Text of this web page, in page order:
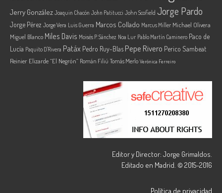
Jerry González Joaquin Chacón John Patitucci John Scofield Jorge Pardo
Jorge Pérez Jorge Vera Luis Guerra Marcos Collado Marcus Miller Michael Olivera
Miguel Blanco Miles Davis Moisés P. Sánchez Noa Lur Pablo Martín Caminero Paco de
Lucía Paquito D'Rivera Patáx Pedro Ruy-Blas Pepe Rivero Perico Sambeat
Reinier Elizarde “El Negrón” Román Filiú Tomás Merlo Verónica Ferreiro
Editor y Director: Jorge Grimaldos.
Editado en Madrid. © 2015-2016
Política de privacidad